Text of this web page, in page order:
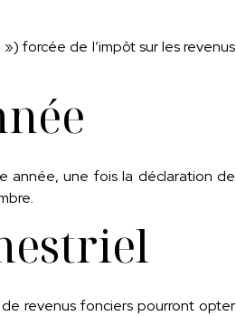
forcée de l’impôt sur les revenus
année, une fois la déclaration de
revenus fonciers pourront opter